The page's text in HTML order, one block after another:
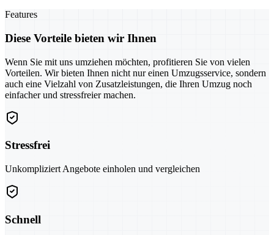
Features
Diese Vorteile bieten wir Ihnen
Wenn Sie mit uns umziehen möchten, profitieren Sie von vielen
Vorteilen. Wir bieten Ihnen nicht nur einen Umzugsservice, sondern
auch eine Vielzahl von Zusatzleistungen, die Ihren Umzug noch
einfacher und stressfreier machen.
Stressfrei
Unkompliziert Angebote einholen und vergleichen
Schnell